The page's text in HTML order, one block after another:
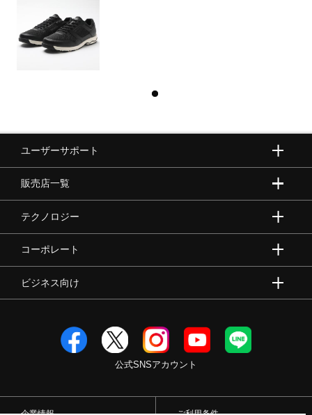
ユーザーサポート
販売店一覧
テクノロジー
コーポレート
ビジネス向け
公式SNSアカウント